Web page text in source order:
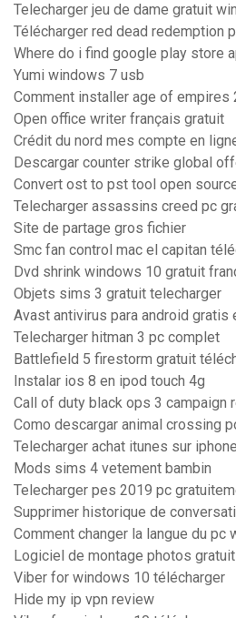
Telecharger jeu de dame gratuit
Télécharger red dead redemption
Where do i find google play store
Yumi windows 7 usb
Comment installer age of empires
Open office writer français gratuit
Crédit du nord mes compte en
Descargar counter strike global
Convert ost to pst tool open
Telecharger assassins creed pc
Site de partage gros fichier
Smc fan control mac el capitan
Dvd shrink windows 10 gratuit
Objets sims 3 gratuit telecharger
Avast antivirus para android gratis
Telecharger hitman 3 pc complet
Battlefield 5 firestorm gratuit
Instalar ios 8 en ipod touch 4g
Call of duty black ops 3 campaign
Como descargar animal crossing
Telecharger achat itunes sur iphone
Mods sims 4 vetement bambin
Telecharger pes 2019 pc
Supprimer historique de
Comment changer la langue du pc
Logiciel de montage photos
Viber for windows 10 télécharger
Hide my ip vpn review